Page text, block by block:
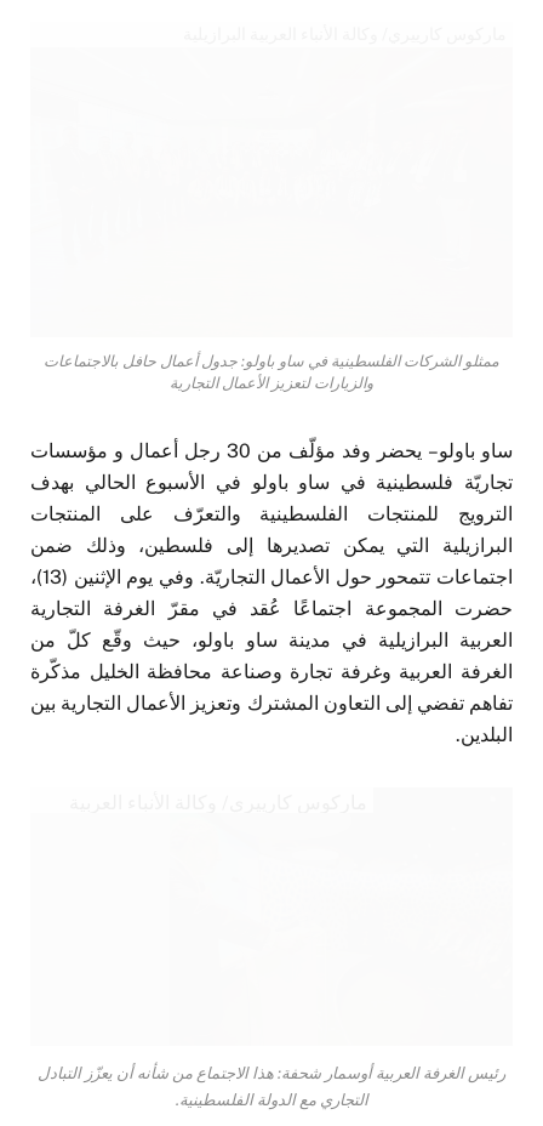
ممثلو الشركات الفلسطينية في ساو باولو: جدول أعمال حافل بالاجتماعات
والزيارات لتعزيز الأعمال التجارية
ساو باولو – يحضر وفد مؤلّف من 30 رجل أعمال و مؤسسات
تجاريّة فلسطينية في ساو باولو في الأسبوع الحالي بهدف
الترويج للمنتجات الفلسطينية والتعرّف على المنتجات
البرازيلية التي يمكن تصديرها إلى فلسطين، وذلك ضمن
اجتماعات تتمحور حول الأعمال التجاريّة. وفي يوم الإثنين (13)،
حضرت المجموعة اجتماعًا عُقد في مقرّ الغرفة التجارية
العربية البرازيلية في مدينة ساو باولو، حيث وقّع كلّ من
الغرفة العربية وغرفة تجارة وصناعة محافظة الخليل مذكّرة
تفاهم تفضي إلى التعاون المشترك وتعزيز الأعمال التجارية بين
البلدين.
رئيس الغرفة العربية أوسمار شحفة: هذا الاجتماع من شأنه أن يعزّز التبادل
التجاري مع الدولة الفلسطينية.